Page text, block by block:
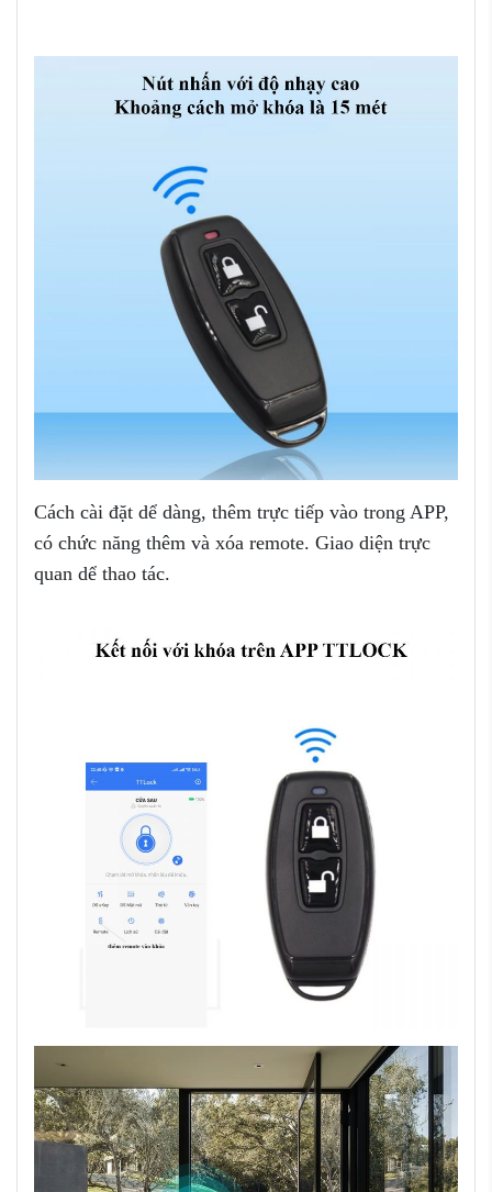
Cách cài đặt dể dàng, thêm trực tiếp vào trong APP,
có chức năng thêm và xóa remote. Giao diện trực
quan dể thao tác.